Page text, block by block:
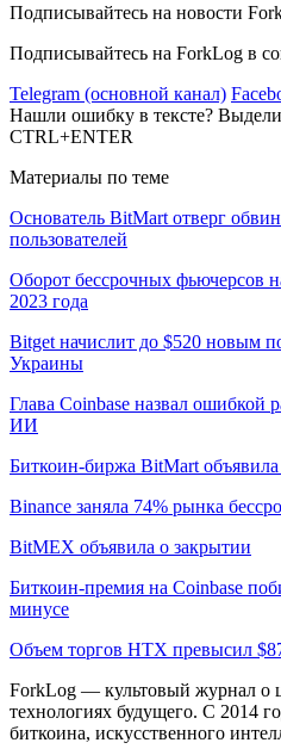
Подписывайтесь на новости
Подписывайтесь на ForkLog в
Telegram (основной канал)
Нашли ошибку в тексте?
CTRL+ENTER
Материалы по теме
Основатель BitMart отверг
пользователей
Оборот бессрочных фьючерсов
2023 года
Bitget начислит до $520 новым
Украины
Глава Coinbase назвал ошибкой
ИИ
Биткоин-биржа BitMart
Binance заняла 74% рынка
BitMEX объявила о закрытии
Биткоин-премия на Coinbase
минусе
Объем торгов HTX превысил
ForkLog — культовый журнал о
технологиях будущего. С 2014
биткоина, искусственного